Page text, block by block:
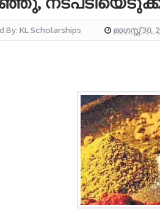
By: KL Scholarships ഓഗസ്റ്റ് 30,